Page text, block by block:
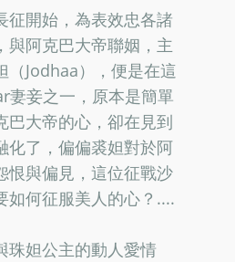
征開始，為表效忠各諸
與阿克巴大帝聯姻，主
（Jodhaa），便是在這
妻妾之一，原本是簡單
巴大帝的心，卻在見到
化了，偏偏裘妲對於阿
恨與偏見，這位征戰沙
如何征服美人的心？....
珠妲公主的動人愛情